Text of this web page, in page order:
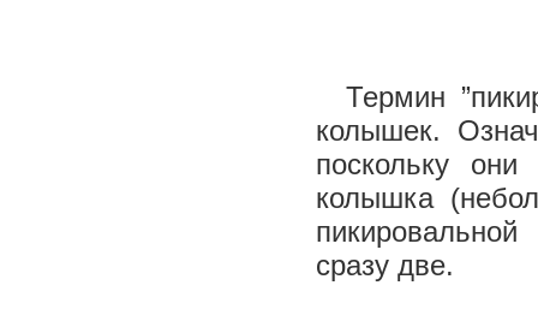
Термин
колышек.
поскольку
колышка
сразу две.